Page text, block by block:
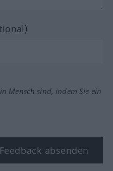
Mensch sind, indem Sie ein
Feedback absenden